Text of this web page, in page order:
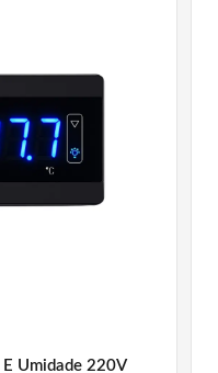
Umidade 220V